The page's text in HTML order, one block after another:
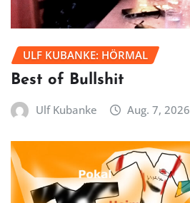
ULF KUBANKE: HÖRMAL
Best of Bullshit
Ulf Kubanke Aug. 7, 2026